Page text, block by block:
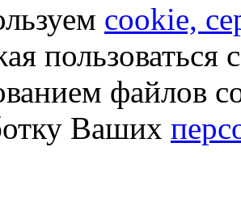
cookie,
пользоваться
файлов
Ваших